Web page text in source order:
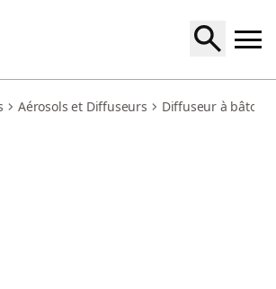
Aérosols et Diffuseurs Diffuseur à